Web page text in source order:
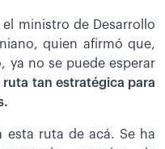
ministro de Desarrollo
quien afirmó que,
ya no se puede esperar
ruta tan estratégica para
esta ruta de acá. Se ha